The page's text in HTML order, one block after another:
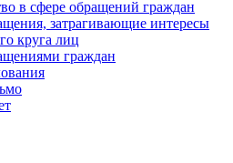
в сфере обращений граждан
затрагивающие интересы
круга лиц
граждан